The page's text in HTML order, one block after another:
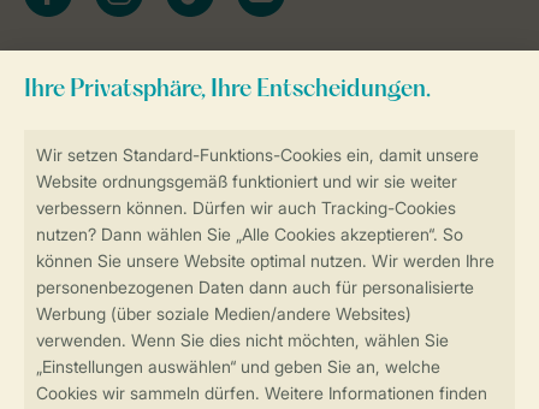
Sicher und schnell zur Online-Buchung
Sichere Datenübertragung
Sicheres Bezahlen
Zum Newsletter anmelden